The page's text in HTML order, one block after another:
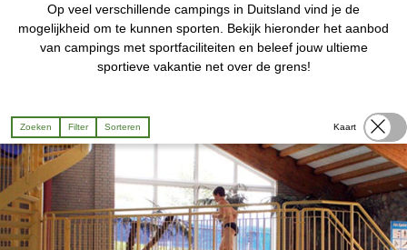
Op veel verschillende campings in Duitsland vind je de
mogelijkheid om te kunnen sporten. Bekijk hieronder het aanbod
van campings met sportfaciliteiten en beleef jouw ultieme
sportieve vakantie net over de grens!
Zoeken Filter Sorteren Kaart